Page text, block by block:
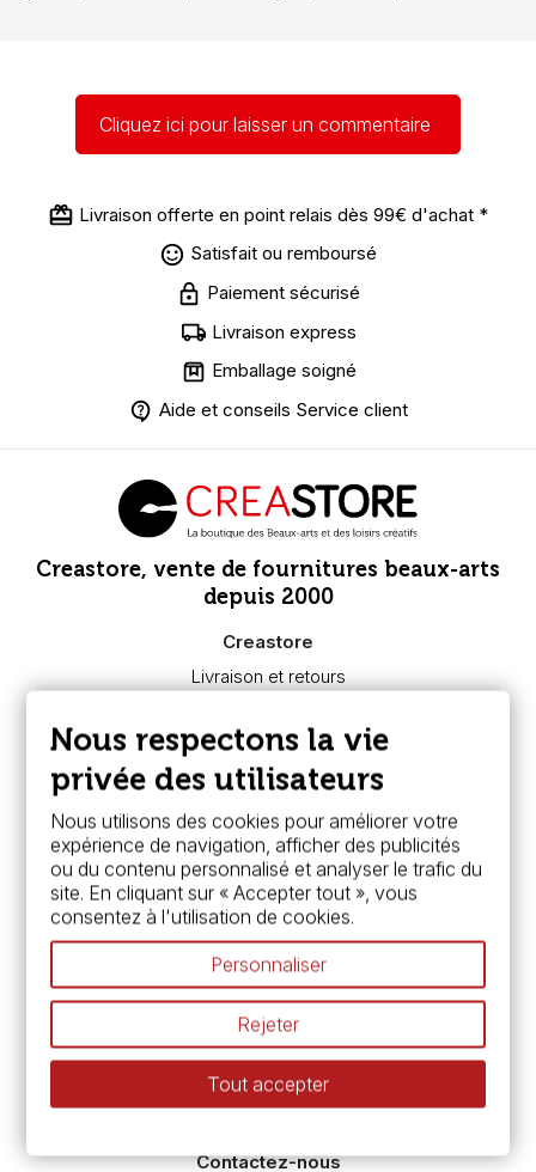
Cliquez ici pour laisser un commentaire
Livraison offerte en point relais dès 99€ d'achat *
Satisfait ou remboursé
Paiement sécurisé
Livraison express
Emballage soigné
Aide et conseils Service client
Creastore, vente de fournitures beaux-arts
depuis 2000
Creastore
Livraison et retours
Paiement sécurisé
FAQ
Boutique à Angers
Services
Carte fidélité & avantages
Chèque cadeau, bon cadeaux
Devis & bon de commande
Pass culture - mode d'emploi
Nos promotions en cours
Espace conseils
L’aquarelle en tubes ou en godets ?
Le vocabulaire technique de l’aquarelle
Différence entre peinture Fine et Extra-fine
Préparer une toile pour peinture à l'huile et acrylique
Contactez-nous
Nous respectons la vie
privée des utilisateurs
Nous utilisons des cookies pour améliorer votre
expérience de navigation, afficher des publicités
ou du contenu personnalisé et analyser le trafic du
site. En cliquant sur « Accepter tout », vous
consentez à l'utilisation de cookies.
Personnaliser
Rejeter
Tout accepter